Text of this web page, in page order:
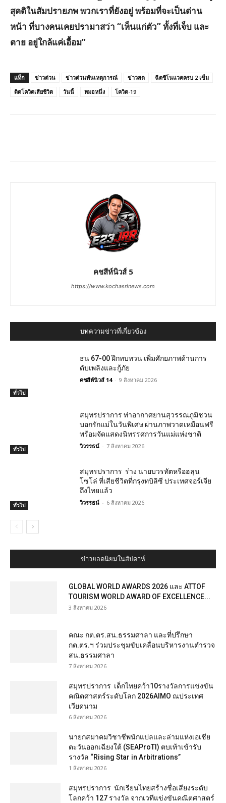
สุคติในสัมปรายภพ พวกเราที่ยังอยู่ พร้อมที่จะเป็นด่าน
หน้า ที่บางคนเคยปรามาสว่า “เห็นแก่ตัว” ทั้งที่เจ็บ และ
ตาย อยู่ใกล้แค่เอื้อม”
แท็ก ข่าวด่วน ข่าวด่วนทันเหตุการณ์ ข่าวสด
ฉีดซีโนแวคครบ 2 เข็ม
ติดโควิดเสียชีวิต
วันนี้ หมอหนึ่ง โควิด-19
คชสีห์นิวส์ 5
https://www.kochasrinews.com
บทความข่าวที่เกี่ยวข้อง
ทั่วไป
ธน 67-00 ฝึกทบทวน เพิ่มศักยภาพด้านการ
ดับเพลิงและกู้ภัย
คชสีห์นิวส์ 14 - 9 สิงหาคม 2026
ทั่วไป
สมุทรปราการ ท่าอากาศยานสุวรรณภูมิชวน
บอกรักแม่ในวันพิเศษ ผ่านภาพวาดเหมือนฟรี
พร้อมจัดแสดงนิทรรศการวันแม่แห่งชาติ
วิวรรธน์ - 7 สิงหาคม 2026
ทั่วไป
สมุทรปราการ ร่าง นายบวรทัตหรือฮลุน
โซโล่ ที่เสียชีวิตที่กรุงทบิลิซี ประเทศจอร์เจีย
ถึงไทยแล้ว
วิวรรธน์ - 6 สิงหาคม 2026
ข่าวยอดนิยมในสัปดาห์
GLOBAL WORLD AWARDS 2026 และ ATTOF
TOURISM WORLD AWARD OF EXCELLENCE...
3 สิงหาคม 2026
คณะ กต.ตร.สน.ธรรมศาลา และที่ปรึกษา
กต.ตร.ฯ ร่วมประชุมขับเคลื่อนบริหารงานตำรวจ
สน.ธรรมศาลา
7 สิงหาคม 2026
สมุทรปราการ เด็กไทยคว้า10รางวัลการแข่งขัน
คณิตศาสตร์ระดับโลก 2026AIMO ณประเทศ
เวียดนาม
6 สิงหาคม 2026
นายกสมาคมวิชาชีพนักแปลและล่ามแห่งเอเชีย
ตะวันออกเฉียงใต้ (SEAProTI) ตบเท้าเข้ารับ
รางวัล “Rising Star in Arbitrations”
1 สิงหาคม 2026
สมุทรปราการ นักเรียนไทยสร้างชื่อเสียงระดับ
โลกคว้า 127 รางวัล จากเวทีแข่งขันคณิตศาสตร์